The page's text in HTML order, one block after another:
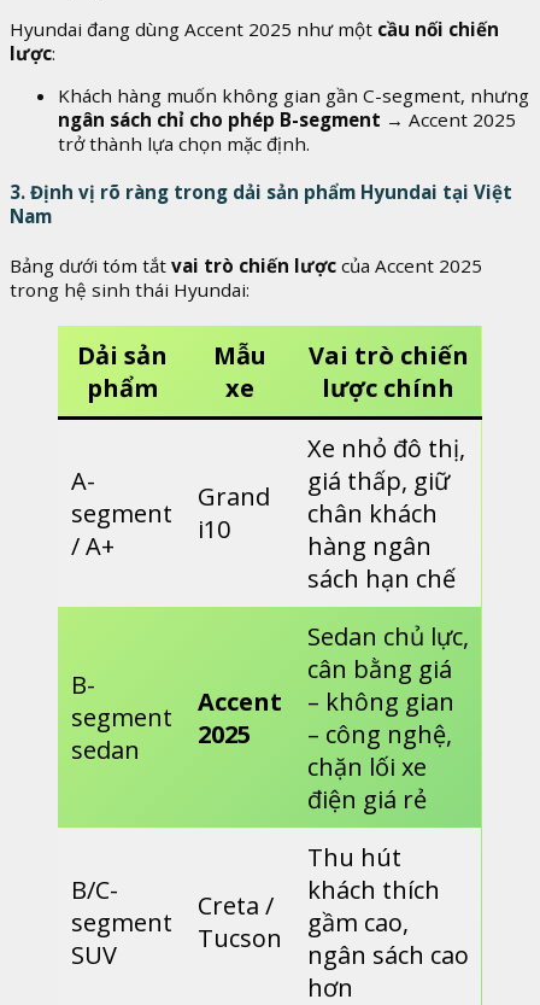
Hyundai đang dùng Accent 2025 như một cầu nối chiến
lược:
Khách hàng muốn không gian gần C-segment, nhưng
ngân sách chỉ cho phép B-segment → Accent 2025
trở thành lựa chọn mặc định.
3. Định vị rõ ràng trong dải sản phẩm Hyundai tại Việt
Nam
Bảng dưới tóm tắt vai trò chiến lược của Accent 2025
trong hệ sinh thái Hyundai:
Dải sản
phẩm
Mẫu
xe
Vai trò chiến
lược chính
A-
segment
/ A+
Grand
i10
Xe nhỏ đô thị,
giá thấp, giữ
chân khách
hàng ngân
sách hạn chế
B-
segment
sedan
Accent
2025
Sedan chủ lực,
cân bằng giá
– không gian
– công nghệ,
chặn lối xe
điện giá rẻ
B/C-
segment
SUV
Creta /
Tucson
Thu hút
khách thích
gầm cao,
ngân sách cao
hơn